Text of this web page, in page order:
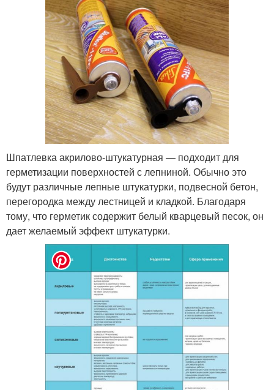
Шпатлевка акрилово-штукатурная — подходит для
герметизации поверхностей с лепниной. Обычно это
будут различные лепные штукатурки, подвесной бетон,
перегородка между лестницей и кладкой. Благодаря
тому, что герметик содержит белый кварцевый песок, он
дает желаемый эффект штукатурки.